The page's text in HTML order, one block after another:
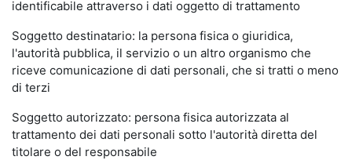
identificabile attraverso i dati oggetto di trattamento
Soggetto destinatario: la persona fisica o giuridica,
l'autorità pubblica, il servizio o un altro organismo che
riceve comunicazione di dati personali, che si tratti o meno
di terzi
Soggetto autorizzato: persona fisica autorizzata al
trattamento dei dati personali sotto l'autorità diretta del
titolare o del responsabile